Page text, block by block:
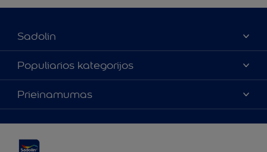
Sadolin
Apie mus
Susisiekti su mumis
Rasti parduotuvę
Populiarios kategorijos
Spalvos
Produktai
Įkvėpimas
Dekoravimo patarimai
Prieinamumas